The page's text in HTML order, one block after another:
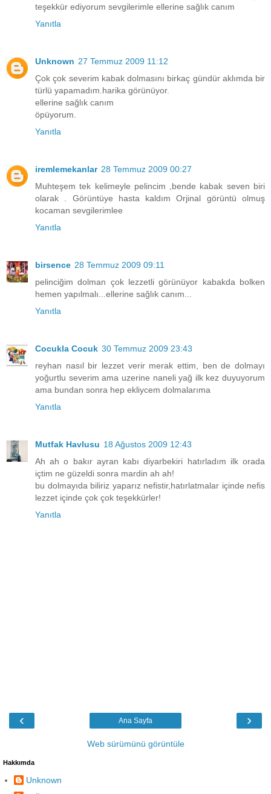
teşekkür ediyorum sevgilerimle ellerine sağlık canım
Yanıtla
Unknown 27 Temmuz 2009 11:12
Çok çok severim kabak dolmasını birkaç gündür aklımda bir
türlü yapamadım.harika görünüyor.
ellerine sağlık canım
öpüyorum.
Yanıtla
iremlemekanlar 28 Temmuz 2009 00:27
Muhteşem tek kelimeyle pelincim ,bende kabak seven biri
olarak . Görüntüye hasta kaldım Orjinal görüntü olmuş
kocaman sevgilerimlee
Yanıtla
birsence 28 Temmuz 2009 09:11
pelinciğim dolman çok lezzetli görünüyor kabakda bolken
hemen yapılmalı...ellerine sağlık canım...
Yanıtla
Cocukla Cocuk 30 Temmuz 2009 23:43
reyhan nasıl bir lezzet verir merak ettim, ben de dolmayı
yoğurtlu severim ama uzerine naneli yağ ilk kez duyuyorum
ama bundan sonra hep ekliycem dolmalarıma
Yanıtla
Mutfak Havlusu 18 Ağustos 2009 12:43
Ah ah o bakır ayran kabı diyarbekiri hatırladım ilk orada
içtim ne güzeldi sonra mardin ah ah!
bu dolmayıda biliriz yaparız nefistir,hatırlatmalar içinde nefis
lezzet içinde çok çok teşekkürler!
Yanıtla
‹ ›
Ana Sayfa
Web sürümünü görüntüle
Hakkımda
Unknown